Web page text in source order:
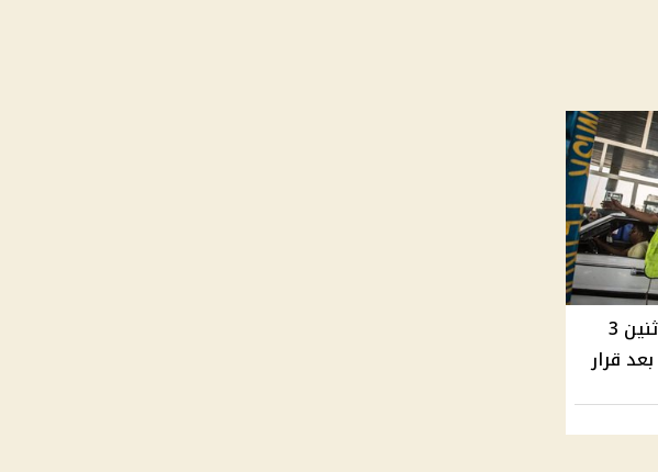
أسعار البنزين والسولار اليوم الإثنين 3
بعد قرار